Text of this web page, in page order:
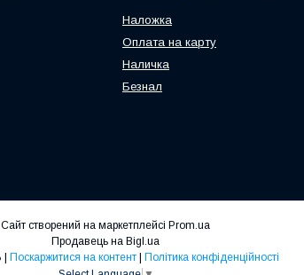
Наложка
Оплата на карту
Наличка
Безнал
Сайт створений на маркетплейсі Prom.ua
Продавець на Bigl.ua
101 КРОВАТЬ | Поскаржитися на контент | Політика конфіденційності